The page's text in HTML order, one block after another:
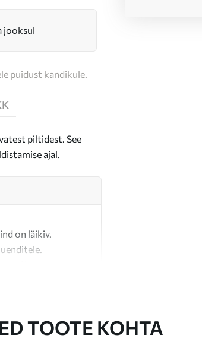
jooksul
puidust kandikule.
piltidest. See
ajal.
on läikiv.
TOOTE KOHTA